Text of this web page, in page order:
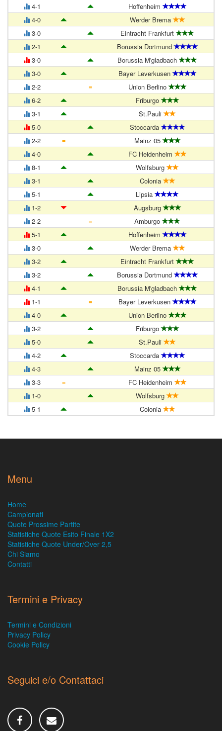
4-1
Hoffenheim
4-0
Werder Brema
3-0
Eintracht Frankfurt
2-1
Borussia Dortmund
3-0
Borussia M'gladbach
3-0
Bayer Leverkusen
2-2
=
Union Berlino
6-2
Friburgo
3-1
St.Pauli
5-0
Stoccarda
2-2
=
Mainz 05
4-0
FC Heidenheim
8-1
Wolfsburg
3-1
Colonia
5-1
Lipsia
1-2
Augsburg
2-2
=
Amburgo
5-1
Hoffenheim
3-0
Werder Brema
3-2
Eintracht Frankfurt
3-2
Borussia Dortmund
4-1
Borussia M'gladbach
1-1
=
Bayer Leverkusen
4-0
Union Berlino
3-2
Friburgo
5-0
St.Pauli
4-2
Stoccarda
4-3
Mainz 05
3-3
=
FC Heidenheim
1-0
Wolfsburg
5-1
Colonia
Menu
Home
Campionati
Quote Prossime Partite
Statistiche Quote Esito Finale 1X2
Statistiche Quote Under/Over 2,5
Chi Siamo
Contatti
Termini e Privacy
Termini e Condizioni
Privacy Policy
Cookie Policy
Seguici e/o Contattaci